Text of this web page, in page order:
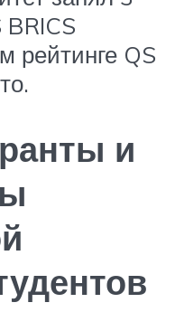
BRICS
рейтинге QS
и